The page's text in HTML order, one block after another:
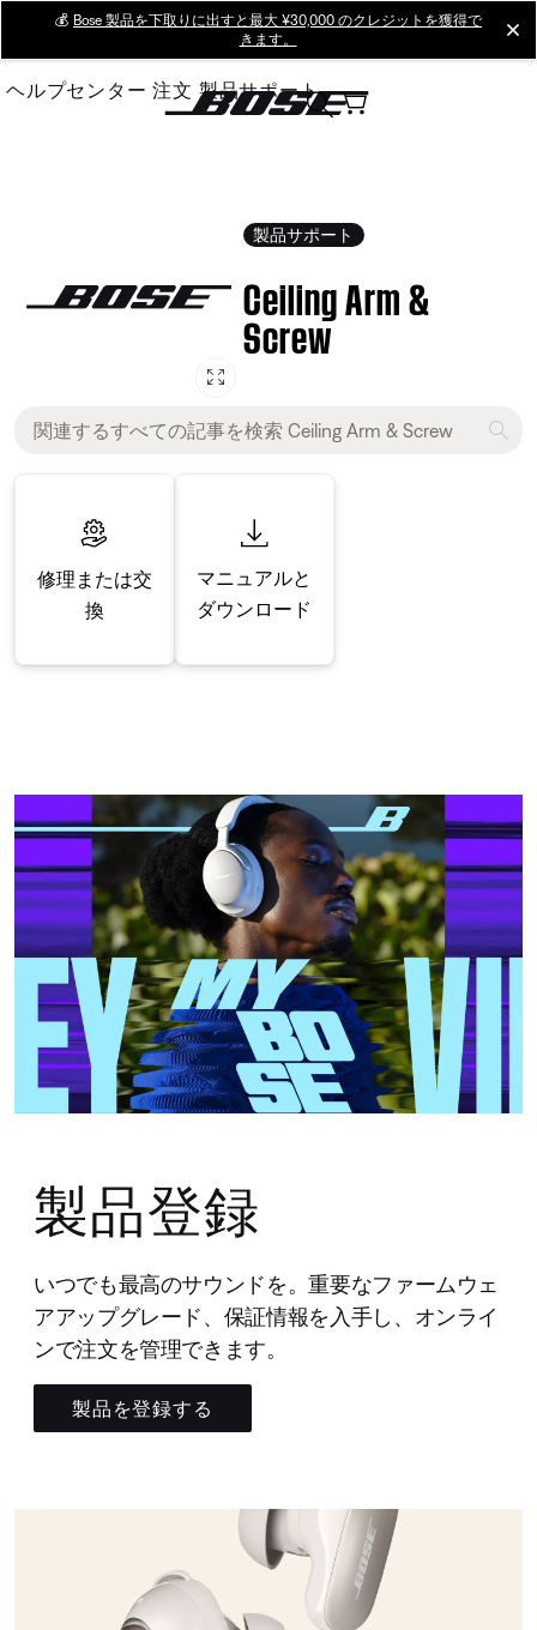
Main
💰 Bose 製品を下取りに出すと最大 ¥30,000 のクレジットを獲得で
きます。
ヘルプセンター 注文 製品サポート
製品サポート
Ceiling Arm &
Screw
修理または交
換
マニュアルと
ダウンロード
製品登録
いつでも最高のサウンドを。重要なファームウェ
アアップグレード、保証情報を入手し、オンライ
ンで注文を管理できます。
製品を登録する